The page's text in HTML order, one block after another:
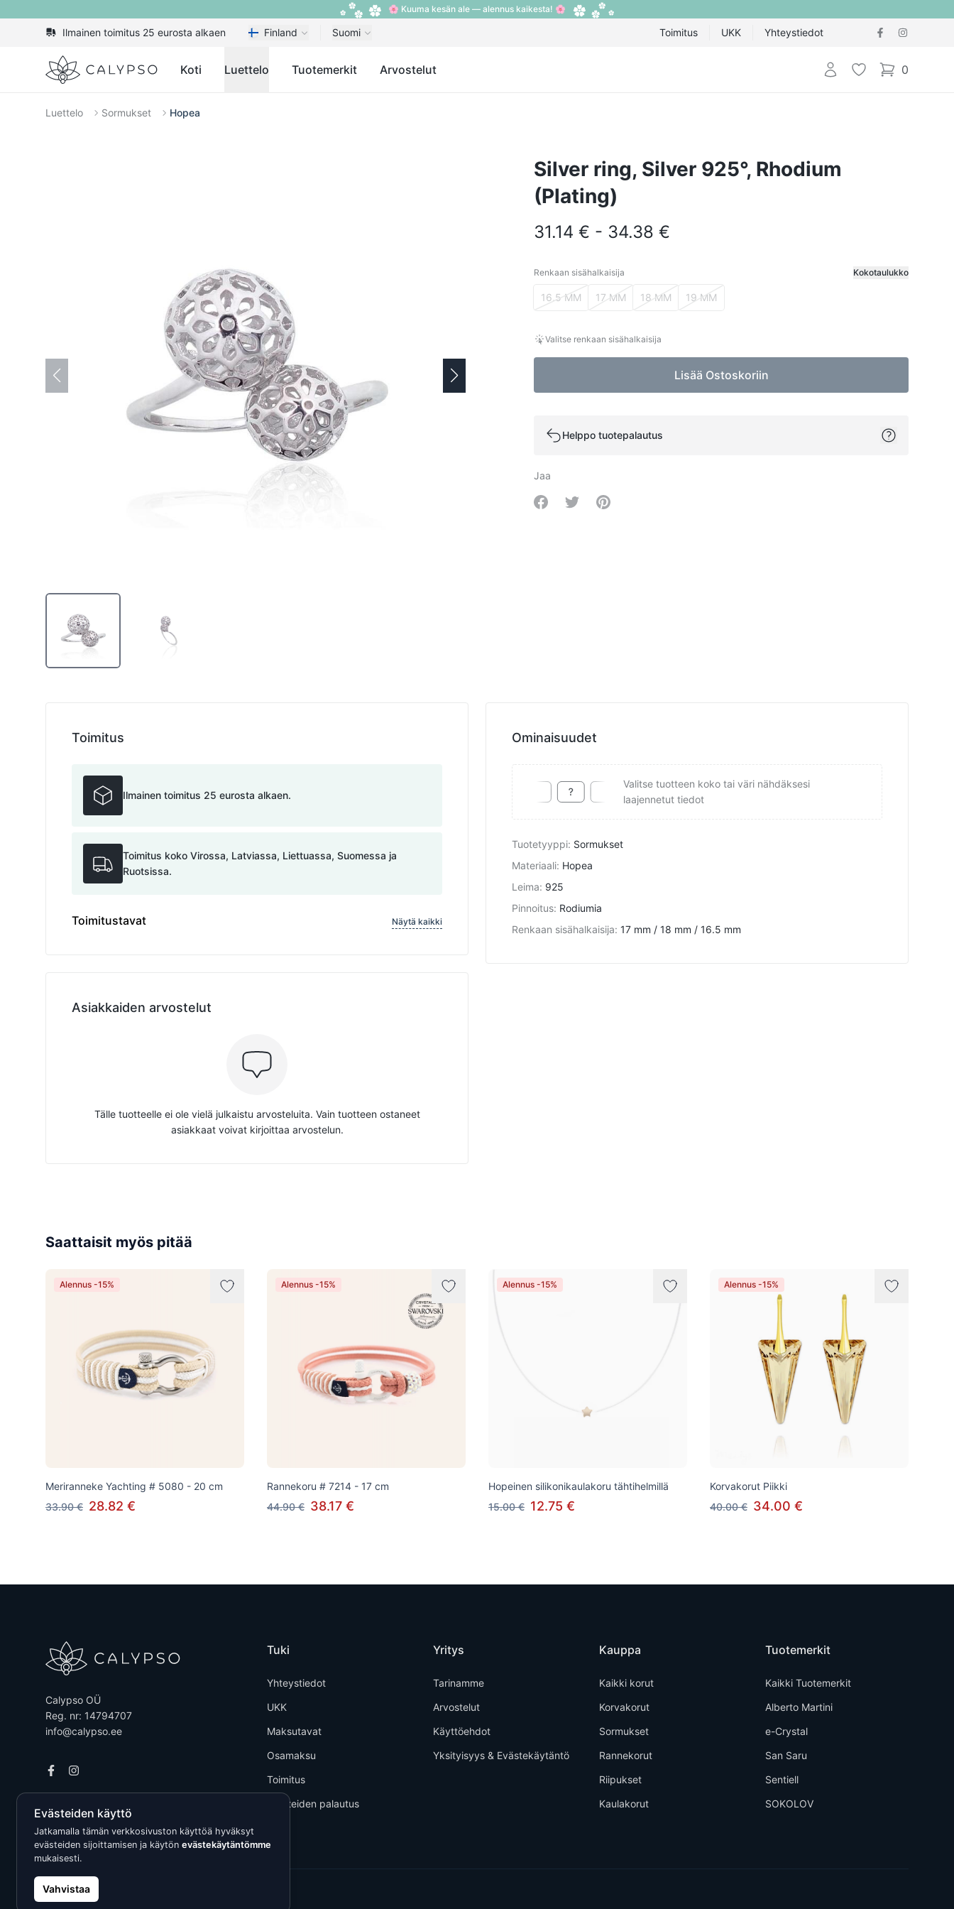
🌸 Kuuma kesän ale — alennus kaikesta! 🌸
Ilmainen toimitus 25 eurosta alkaen Finland Suomi Toimitus UKK Yhteystiedot
Calypso Koti Luettelo Tuotemerkit Arvostelut Kirjaudu sisään
Toivelista 0
items in cart,
Luettelo Sormukset Hopea
Silver ring, Silver 925°, Rhodium
(Plating)
31.14 € - 34.38 €
Renkaan sisähalkaisija Kokotaulukko
Renkaan sisähalkaisija
16.5 MM 17 MM 18 MM 19 MM
Valitse renkaan sisähalkaisija
Lisää Ostoskoriin
Helppo tuotepalautus
Jaa
Share on Facebook
Share on Twitter
Share on Pinterest
Ominaisuudet
Valitse tuotteen koko tai väri nähdäksesi
laajennetut tiedot
Tuotetyyppi: Sormukset
Materiaali: Hopea
Leima: 925
Pinnoitus: Rodiumia
Renkaan sisähalkaisija: 17 mm / 18 mm / 16.5 mm
Toimitus
Ilmainen toimitus 25 eurosta alkaen.
Toimitus koko Virossa, Latviassa, Liettuassa, Suomessa ja
Ruotsissa.
Toimitustavat Näytä kaikki
Asiakkaiden arvostelut
Tälle tuotteelle ei ole vielä julkaistu arvosteluita. Vain tuotteen ostaneet
asiakkaat voivat kirjoittaa arvostelun.
Saattaisit myös pitää
Alennus -15%
Meriranneke Yachting # 5080 - 20 cm
33.90 € 28.82 €
Alennus -15%
Rannekoru # 7214 - 17 cm
44.90 € 38.17 €
Alennus -15%
Hopeinen silikonikaulakoru tähtihelmillä
15.00 € 12.75 €
Alennus -15%
Korvakorut Piikki
40.00 € 34.00 €
Calypso OÜ
Reg. nr: 14794707
info@calypso.ee
Tuki
Yhteystiedot
UKK
Maksutavat
Osamaksu
Toimitus
Tuotteiden palautus
Yritys
Tarinamme
Arvostelut
Käyttöehdot
Yksityisyys & Evästekäytäntö
Kauppa
Kaikki korut
Korvakorut
Sormukset
Rannekorut
Riipukset
Kaulakorut
Tuotemerkit
Kaikki Tuotemerkit
Alberto Martini
e-Crystal
San Saru
Sentiell
SOKOLOV
Kõik õigused kaitstud © 2026 Calypso
Evästeiden käyttö
Jatkamalla tämän verkkosivuston käyttöä hyväksyt
evästeiden sijoittamisen ja käytön evästekäytäntömme
mukaisesti.
Vahvistaa